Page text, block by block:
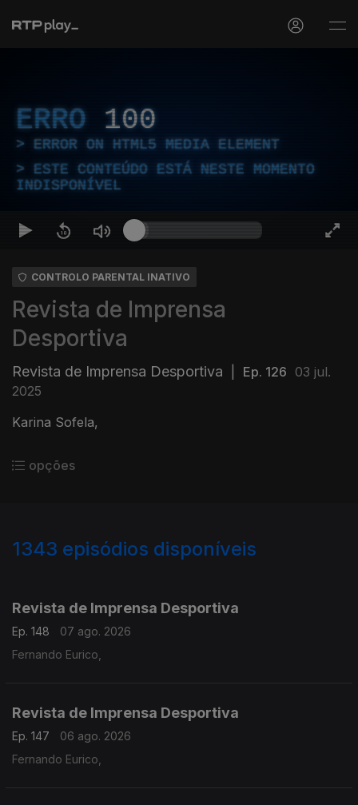
ERRO 100
ERROR ON HTML5 MEDIA ELEMENT
ESTE CONTEÚDO ESTÁ NESTE MOMENTO
INDISPONÍVEL
CONTROLO PARENTAL INATIVO
Revista de Imprensa
Desportiva
Revista de Imprensa Desportiva Ep. 126 03 jul.
2025
Karina Sofela,
opções
1343 episódios disponíveis
Revista de Imprensa Desportiva
Ep. 148
07 ago. 2026
Fernando Eurico,
Revista de Imprensa Desportiva
Ep. 147
06 ago. 2026
Fernando Eurico,